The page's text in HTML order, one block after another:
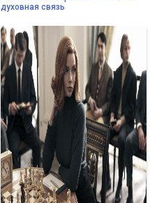
духовная связь